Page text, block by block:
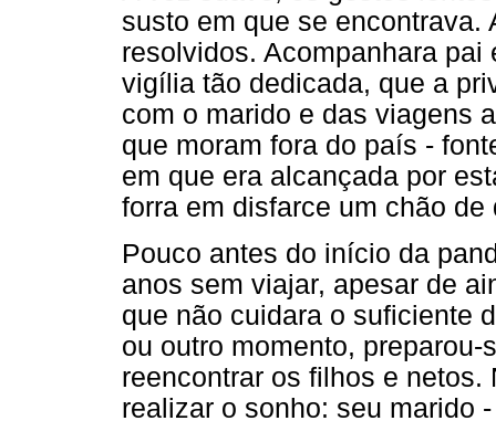
susto em que se encontrava.
resolvidos. Acompanhara
vigília tão dedicada, que a
com o marido e das viagens
que moram fora do país -
em que era alcançada por
forra em disfarce um chão de
Pouco antes do início da
anos sem viajar, apesar de
que não cuidara o suficiente
ou outro momento,
reencontrar os filhos e
realizar o sonho: seu marido